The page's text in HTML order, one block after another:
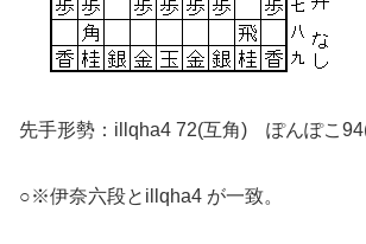
先手形勢：illqha4 72(互角) ぽんぽこ
○※伊奈六段とillqha4 が一致。